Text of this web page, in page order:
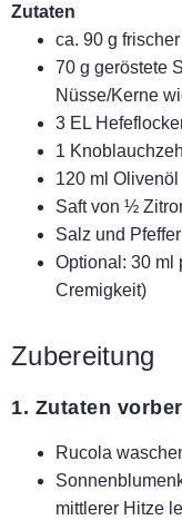
Zutaten
ca. 90 g
70 g geröstete
Nüsse/Kerne
3 EL
1
120 ml Olivenöl
Saft von ½
Salz und
Optional: 30 ml
Cremigkeit)
Zubereitung
1. Zutaten
Rucola
mittlerer Hitze